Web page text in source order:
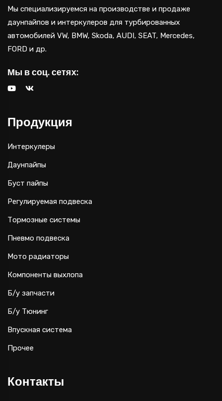
Мы специализируемся на производстве и продаже
даунпайпов и интеркулеров для турбированных
автомобилей VW, BMW, Skoda, AUDI, SEAT, Mercedes,
FORD и др.
Мы в соц. сетях:
Продукция
Интеркулеры
Даунпайпы
Буст пайпы
Регулируемая подвеска
Тормозные системы
Пневмо подвеска
Мото радиаторы
Компоненты выхлопа
Б/у запчасти
Б/у Тюнинг
Впускная система
Прочее
Контакты